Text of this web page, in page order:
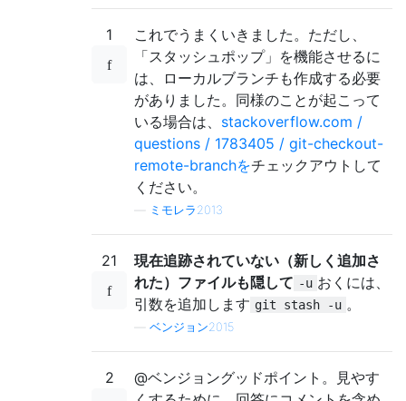
1
これでうまくいきました。ただし、
「スタッシュポップ」を機能させるに
は、ローカルブランチも作成する必要
がありました。同様のことが起こって
いる場合は、 stackoverflow.com /
questions / 1783405 / git-checkout-
remote-branchをチェックアウトして
ください。
ミモレラ2013
21
現在追跡されていない（新しく追加さ
れた）ファイルも隠して -u おくには、
引数を追加します git stash -u 。
ベンジョン2015
2
@ベンジョングッドポイント。見やす